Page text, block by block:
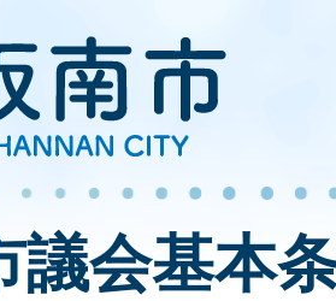
議会基本